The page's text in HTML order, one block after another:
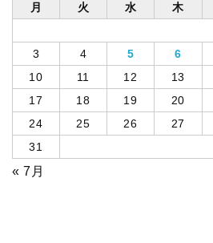
月 火 水 木
3
4 5 6
10
11 12 13
17
18 19 20
24
25 26 27
31
« 7月